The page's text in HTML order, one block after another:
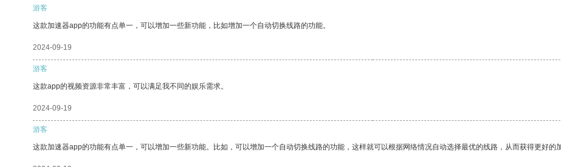
游客
这款加速器app的功能有点单一，可以增加一些新功能，比如增加一个自动切换线路的功能。
2024-09-19
游客
这款app的视频资源非常丰富，可以满足我不同的娱乐需求。
2024-09-19
游客
这款加速器app的功能有点单一，可以增加一些新功能。比如，可以增加一个自动切换线路的功能，这样就可以根据网络情况自动选择最优的线路，从而获得更好的